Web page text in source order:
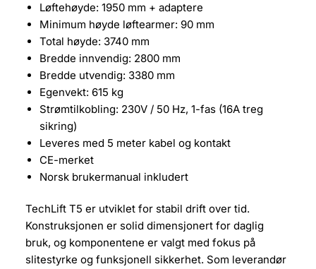
Løftehøyde: 1950 mm + adaptere
Minimum høyde løftearmer: 90 mm
Total høyde: 3740 mm
Bredde innvendig: 2800 mm
Bredde utvendig: 3380 mm
Egenvekt: 615 kg
Strømtilkobling: 230V / 50 Hz, 1-fas (16A treg
sikring)
Leveres med 5 meter kabel og kontakt
CE-merket
Norsk brukermanual inkludert
TechLift T5 er utviklet for stabil drift over tid.
Konstruksjonen er solid dimensjonert for daglig
bruk, og komponentene er valgt med fokus på
slitestyrke og funksjonell sikkerhet. Som leverandør